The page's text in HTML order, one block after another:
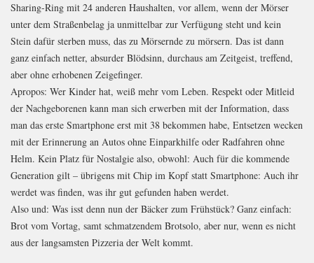
Sharing-Ring mit 24 anderen Haushalten, vor allem, wenn der Mörser
unter dem Straßenbelag ja unmittelbar zur Verfügung steht und kein
Stein dafür sterben muss, das zu Mörsernde zu mörsern. Das ist dann
ganz einfach netter, absurder Blödsinn, durchaus am Zeitgeist, treffend,
aber ohne erhobenen Zeigefinger.
Apropos: Wer Kinder hat, weiß mehr vom Leben. Respekt oder Mitleid
der Nachgeborenen kann man sich erwerben mit der Information, dass
man das erste Smartphone erst mit 38 bekommen habe, Entsetzen wecken
mit der Erinnerung an Autos ohne Einparkhilfe oder Radfahren ohne
Helm. Kein Platz für Nostalgie also, obwohl: Auch für die kommende
Generation gilt – übrigens mit Chip im Kopf statt Smartphone: Auch ihr
werdet was finden, was ihr gut gefunden haben werdet.
​Also und: Was isst denn nun der Bäcker zum Frühstück? Ganz einfach:
Brot vom Vortag, samt schmatzendem Brotsolo, aber nur, wenn es nicht
aus der langsamsten Pizzeria der Welt kommt.